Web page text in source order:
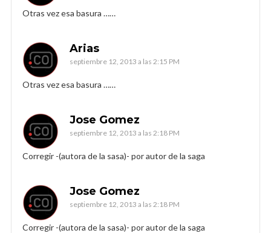
Otras vez esa basura ……
Arias
septiembre 12, 2013 a las 2:15 PM
Otras vez esa basura ……
Jose Gomez
septiembre 12, 2013 a las 2:18 PM
Corregir -(autora de la sasa)- por autor de la saga
Jose Gomez
septiembre 12, 2013 a las 2:18 PM
Corregir -(autora de la sasa)- por autor de la saga